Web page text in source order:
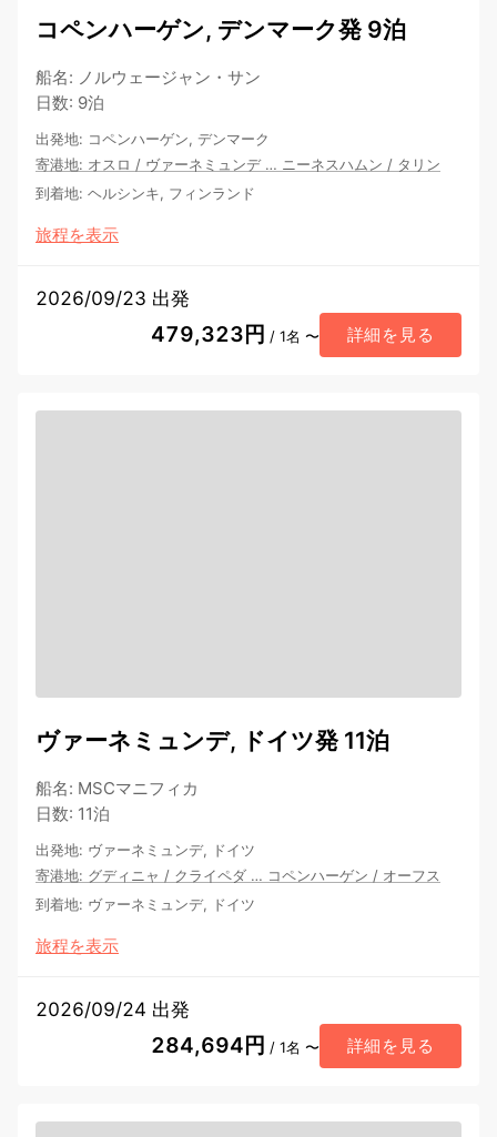
コペンハーゲン, デンマーク発 9泊
船名: ノルウェージャン・サン
日数: 9泊
出発地: コペンハーゲン, デンマーク
寄港地: オスロ / ヴァーネミュンデ… ニーネスハムン / タリン
到着地: ヘルシンキ, フィンランド
旅程を表示
2026/09/23 出発
479,323円 / 1名 〜 詳細を見る
ヴァーネミュンデ, ドイツ発 11泊
船名: MSCマニフィカ
日数: 11泊
出発地: ヴァーネミュンデ, ドイツ
寄港地: グディニャ / クライペダ … コペンハーゲン / オーフス
到着地: ヴァーネミュンデ, ドイツ
旅程を表示
2026/09/24 出発
284,694円 / 1名 〜 詳細を見る